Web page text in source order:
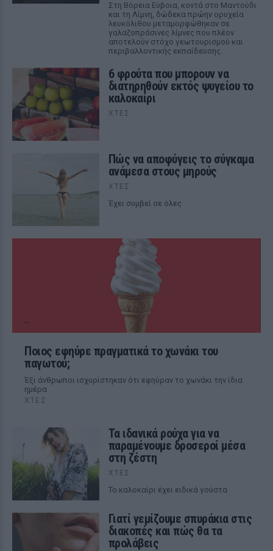
Στη Βόρεια Εύβοια, κοντά στο Μαντούδι
και τη Λίμνη, δώδεκα πρώην ορυχεία
λευκόλιθου μεταμορφώθηκαν σε
γαλαζοπράσινες λίμνες που πλέον
αποτελούν στόχο γεωτουρισμού και
περιβαλλοντικής εκπαίδευσης.
6 φρούτα που μπορουν να
διατηρηθούν εκτός ψυγείου το
καλοκαίρι
ΧΤΕΣ
Πώς να αποφύγεις το σύγκαμα
ανάμεσα στους μηρούς
ΧΤΕΣ
Έχει συμβεί σε όλες
Ποιος εφηύρε πραγματικά το χωνάκι του
παγωτού;
Έξι άνθρωποι ισχυρίστηκαν ότι εφηύραν το χωνάκι την ίδια
ημέρα
ΧΤΕΣ
Τα ιδανικά ρούχα για να
παραμένουμε δροσεροί μέσα
στη ζέστη
ΧΤΕΣ
To καλοκαίρι έχει ειδικά γούστα
Γιατί γεμίζουμε σπυράκια στις
διακοπές και πώς θα τα
προλάβεις